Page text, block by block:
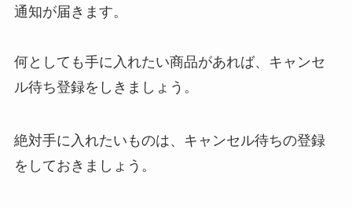
通知が届きます。
何としても手に入れたい商品があれば、キャンセ
ル待ち登録をしきましょう。
絶対手に入れたいものは、キャンセル待ちの登録
をしておきましょう。